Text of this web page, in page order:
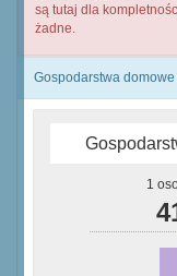
są tutaj dla
żadne.
Gospodarstwa
1